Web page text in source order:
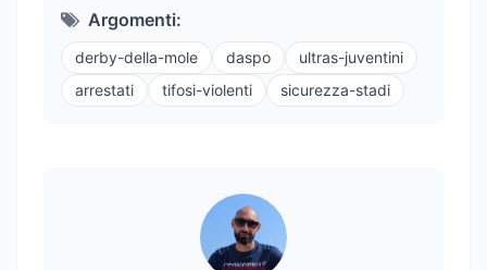
Argomenti:
derby-della-mole daspo
ultras-juventini
arrestati
tifosi-violenti sicurezza-stadi